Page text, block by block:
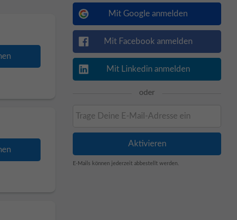
Mit Google anmelden
Mit Facebook anmelden
Mit Linkedin anmelden
oder
E-Mails können jederzeit abbestellt werden.